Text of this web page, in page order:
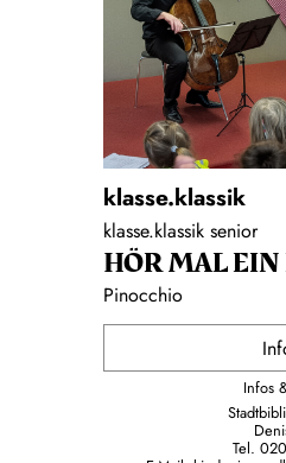
klasse.klassik
klasse.klassik senior
HÖR MAL
Pinocchio
Infos
Tel.